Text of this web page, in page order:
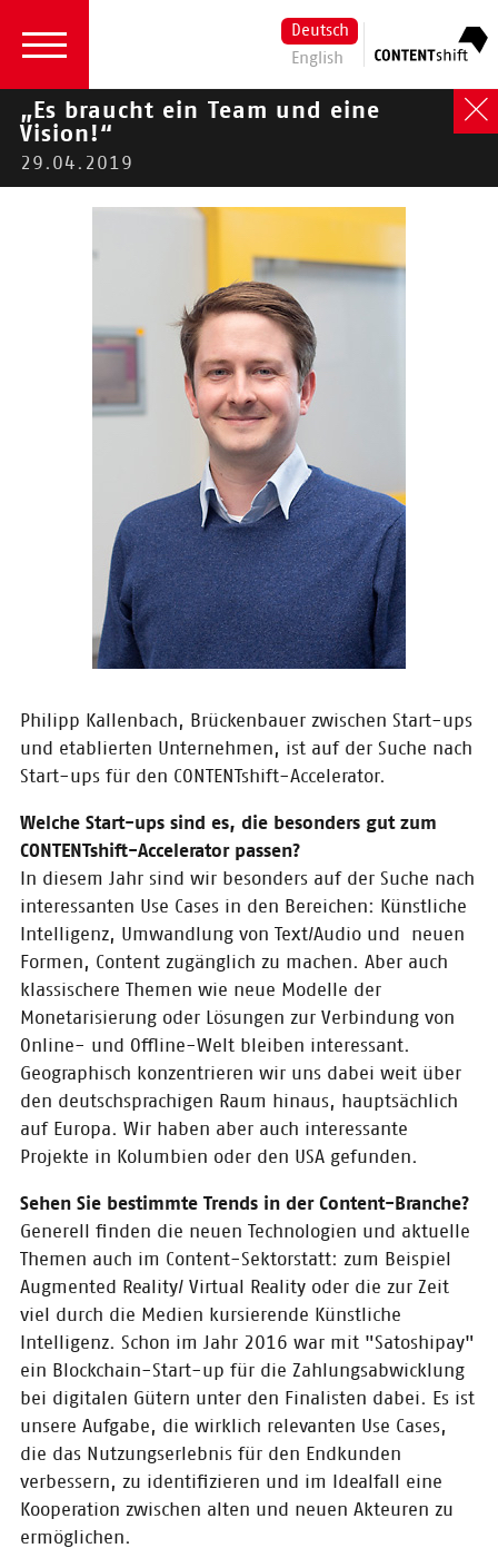
Deutsch
English
„Es braucht ein Team und eine
Vision!“
29.04.2019
Philipp Kallenbach, Brückenbauer zwischen Start-ups
und etablierten Unternehmen, ist auf der Suche nach
Start-ups für den CONTENTshift-Accelerator.
Welche Start-ups sind es, die besonders gut zum
CONTENTshift-Accelerator passen?
In diesem Jahr sind wir besonders auf der Suche nach
interessanten Use Cases in den Bereichen: Künstliche
Intelligenz, Umwandlung von Text/Audio und neuen
Formen, Content zugänglich zu machen. Aber auch
klassischere Themen wie neue Modelle der
Monetarisierung oder Lösungen zur Verbindung von
Online- und Offline-Welt bleiben interessant.
Geographisch konzentrieren wir uns dabei weit über
den deutschsprachigen Raum hinaus, hauptsächlich
auf Europa. Wir haben aber auch interessante
Projekte in Kolumbien oder den USA gefunden.
Sehen Sie bestimmte Trends in der Content-Branche?
Generell finden die neuen Technologien und aktuelle
Themen auch im Content-Sektorstatt: zum Beispiel
Augmented Reality/ Virtual Reality oder die zur Zeit
viel durch die Medien kursierende Künstliche
Intelligenz. Schon im Jahr 2016 war mit "Satoshipay"
ein Blockchain-Start-up für die Zahlungsabwicklung
bei digitalen Gütern unter den Finalisten dabei. Es ist
unsere Aufgabe, die wirklich relevanten Use Cases,
die das Nutzungserlebnis für den Endkunden
verbessern, zu identifizieren und im Idealfall eine
Kooperation zwischen alten und neuen Akteuren zu
ermöglichen.
2019 |2018|2017|2016
2019
Aktuelles
14.11.2019
Unser Cosh17-
Accelerator-Finalist
wird als Kultur-
und Kreativpilot
Deutschland
ausgezeichnet
Die Kultur- und Kreativpiloten
Deutschland schlagen in der
Konzeption und im
unternehmerischen Handeln neue
Pfade ein und gestalten mit viel
Engagement, Kreativität und
Umsetzungskompetenz, einen
23.10.2019
Netzwerkabend am
21. November 2019
Am 21. November kommt der
CONTENTshift startup club in die
junge Hugendubel-Filiale in
neuartiges Konzept verfolgt.
18.10.2019
Gratulation an
QualiFiction!
Die Spannung beim Finale des
Messe-Donnerstag war sehr groß:
ups präsentierten ein letztes Mal
ihr Geschäftsmodell – vor der
Jury, vor Investoren und der
17.10.2019
Pressemitteilung:
QualiFiction ist das
Content-Start-up
des Jahres 2019
QualifFction ist heute auf der
Frankfurter Buchmesse zum